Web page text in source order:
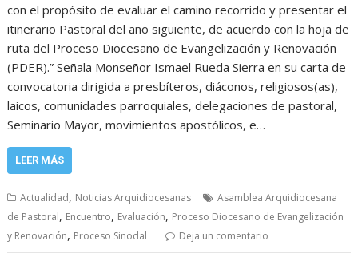
con el propósito de evaluar el camino recorrido y presentar el
itinerario Pastoral del año siguiente, de acuerdo con la hoja de
ruta del Proceso Diocesano de Evangelización y Renovación
(PDER).” Señala Monseñor Ismael Rueda Sierra en su carta de
convocatoria dirigida a presbíteros, diáconos, religiosos(as),
laicos, comunidades parroquiales, delegaciones de pastoral,
Seminario Mayor, movimientos apostólicos, e…
LEER MÁS
Actualidad, Noticias Arquidiocesanas
Asamblea Arquidiocesana
de Pastoral, Encuentro, Evaluación, Proceso Diocesano de Evangelización
y Renovación, Proceso Sinodal Deja un comentario